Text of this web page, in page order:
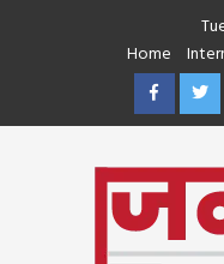
Home
Facebook